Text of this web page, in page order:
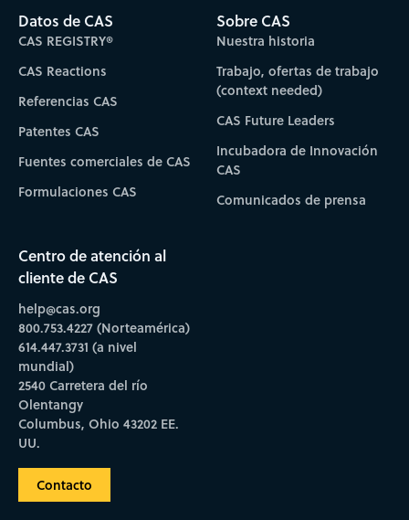
Datos de CAS
CAS REGISTRY®
CAS Reactions
Referencias CAS
Patentes CAS
Fuentes comerciales de CAS
Formulaciones CAS
Sobre CAS
Nuestra historia
Trabajo, ofertas de trabajo
(context needed)
CAS Future Leaders
Incubadora de Innovación
CAS
Comunicados de prensa
Centro de atención al
cliente de CAS
help@cas.org
800.753.4227 (Norteamérica)
614.447.3731 (a nivel
mundial)
2540 Carretera del río
Olentangy
Columbus, Ohio 43202 EE.
UU.
Contacto